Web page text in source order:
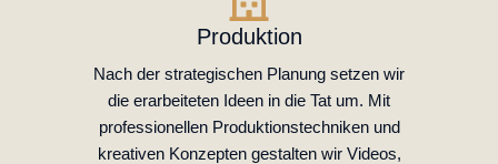
Produktion
Nach der strategischen Planung setzen wir
die erarbeiteten Ideen in die Tat um. Mit
professionellen Produktionstechniken und
kreativen Konzepten gestalten wir Videos,